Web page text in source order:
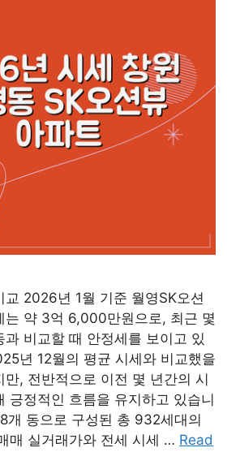
교 2026년 1월 기준 월영SK오션
는 약 3억 6,000만원으로, 최근 몇
과 비교할 때 안정세를 보이고 있
년 12월의 평균 시세와 비교했을
만, 전반적으로 이전 몇 년간의 시
긍정적인 흐름을 유지하고 있습니
개 동으로 구성된 총 932세대의
매 실거래가와 전세 시세 … Read